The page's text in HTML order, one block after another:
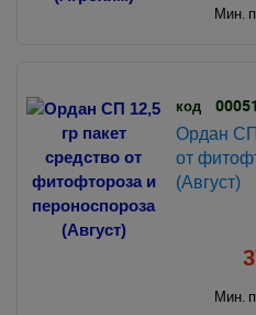
Мин.
код
Ордан СП
от
(Август)
Мин.